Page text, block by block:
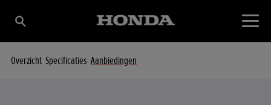
Overzicht Specificaties Aanbiedingen